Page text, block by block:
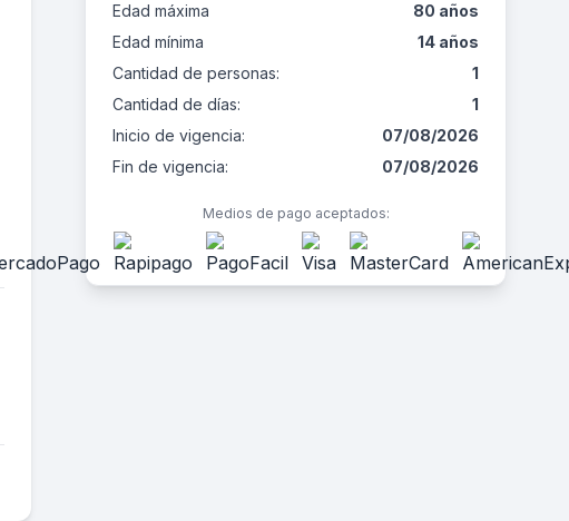
Edad máxima
80 años
Edad mínima
14 años
Cantidad de personas:
1
Cantidad de días:
1
Inicio de vigencia:
07/08/2026
Fin de vigencia:
07/08/2026
Medios de pago aceptados: